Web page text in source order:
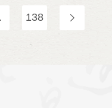
发展进行探讨。
138